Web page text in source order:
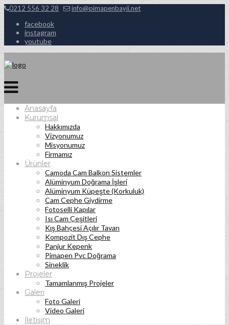
0212 556 32 28 info@pimapenbayii.net
facebook
instagram
youtube
Anasayfa
Kurumsal
Hakkımızda
Vizyonumuz
Misyonumuz
Firmamız
Ürünler
Camoda Cam Balkon Sistemler
Alüminyum Doğrama İşleri
Alüminyum Küpeşte (Korkuluk)
Cam Cephe Giydirme
Fotoselli Kapılar
Isı Cam Çeşitleri
Kış Bahçesi Açılır Tavan
Kompozit Dış Cephe
Panjur Kepenk
Pimapen Pvc Doğrama
Sineklik
Projeler
Tamamlanmış Projeler
Galeri
Foto Galeri
Video Galeri
İletişim